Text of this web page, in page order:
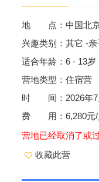
地 点：中国北
兴趣类别：其它 -
适合年龄：6 - 13岁
营地类型：住宿营
时 间：2026年7
费 用：6,280元/
营地已经取消了或
收藏此营